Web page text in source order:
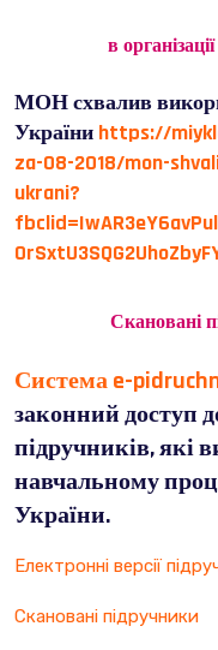
в
МОН схвалив
України https://
za-08-2018/mon-
ukrani?
Скановані
Система e-
законний доступ
підручників, які
навчальному
України.
Електронні версії
Скановані підручники